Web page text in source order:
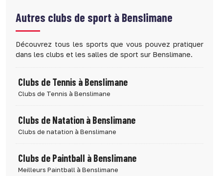
Autres clubs de sport à Benslimane
Découvrez tous les sports que vous pouvez pratiquer
dans les clubs et les salles de sport sur Benslimane.
Clubs de Tennis à Benslimane
Clubs de Tennis à Benslimane
Clubs de Natation à Benslimane
Clubs de natation à Benslimane
Clubs de Paintball à Benslimane
Meilleurs Paintball à Benslimane